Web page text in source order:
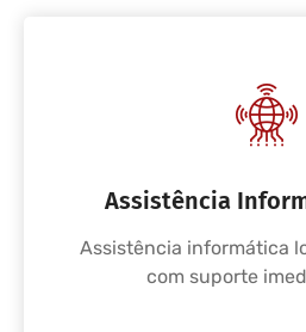
Assistência
Assistência informática
com suporte